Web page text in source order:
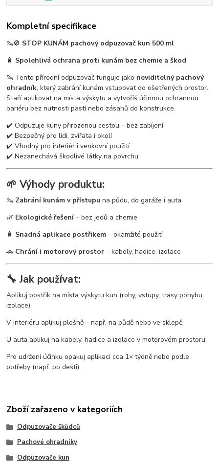
Kompletní specifikace
🦦🚫 STOP KUNÁM pachový odpuzovač kun 500 ml
🧴 Spolehlivá ochrana proti kunám bez chemie a škod
🦦 Tento přírodní odpuzovač funguje jako neviditelný pachový
ohradník, který zabrání kunám vstupovat do ošetřených prostor.
Stačí aplikovat na místa výskytu a vytvoříš účinnou ochrannou
bariéru bez nutnosti pastí nebo zásahů do konstrukce.
✔️ Odpuzuje kuny přirozenou cestou – bez zabíjení
✔️ Bezpečný pro lidi, zvířata i okolí
✔️ Vhodný pro interiér i venkovní použití
✔️ Nezanechává škodlivé látky na povrchu
🌱 Výhody produktu:
🦦 Zabrání kunám v přístupu na půdu, do garáže i auta
🌿 Ekologické řešení– bez jedů a chemie
🧴 Snadná aplikace postřikem – okamžité použití
🚗 Chrání i motorový prostor – kabely, hadice, izolace
🔧 Jak používat:
Aplikuj postřik na místa výskytu kun (rohy, vstupy, trasy pohybu,
izolace).
V interiéru aplikuj plošně – např. na půdě nebo ve sklepě.
U auta aplikuj na kabely, hadice a izolace v motorovém prostoru.
Pro udržení účinku opakuj aplikaci cca 1× týdně nebo podle
potřeby (např. po dešti).
Zboží zařazeno v kategoriích
Odpuzovače škůdců
Pachové ohradníky
Odpuzovače kun